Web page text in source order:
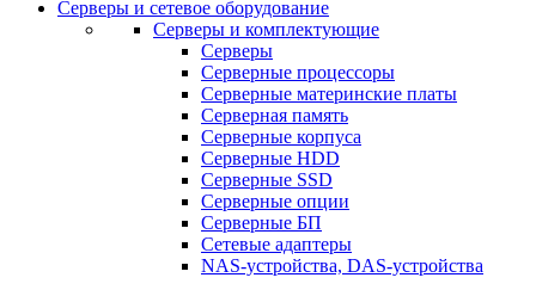
Серверы и сетевое оборудование
Серверы и комплектующие
Серверы
Серверные процессоры
Серверные материнские платы
Серверная память
Серверные корпуса
Серверные HDD
Серверные SSD
Серверные опции
Серверные БП
Сетевые адаптеры
NAS-устройства, DAS-устройства